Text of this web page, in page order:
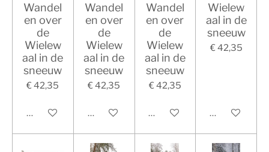
Wandel
en over
de
Wielew
aal in de
sneeuw
€ 42,35
In winkelwagen
Wandel
en over
de
Wielew
aal in de
sneeuw
€ 42,35
In winkelwagen
Wandel
en over
de
Wielew
aal in de
sneeuw
€ 42,35
In winkelwagen
Wielew
aal in de
sneeuw
€ 42,35
In